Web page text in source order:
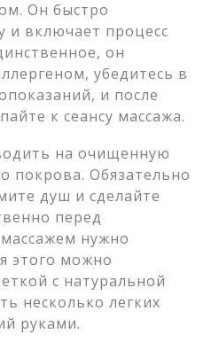
Он быстро
и включает процесс
он
убедитесь в
и после
к сеансу массажа.
на очищенную
покрова. Обязательно
душ и сделайте
перед
нужно
этого можно
с натуральной
несколько легких
руками.